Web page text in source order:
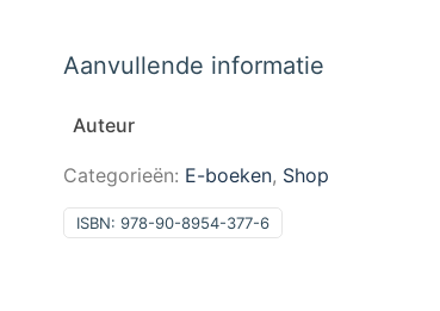
Aanvullende informatie
Auteur
Categorieën: E-boeken, Shop
ISBN: 978-90-8954-377-6